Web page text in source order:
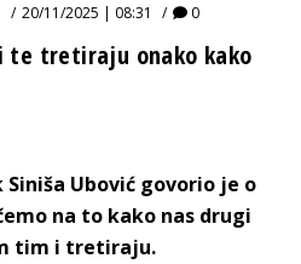
20/11/2025 | 08:31 0
te tretiraju onako kako
Ubović govorio je o
na to kako nas drugi
tim i tretiraju.